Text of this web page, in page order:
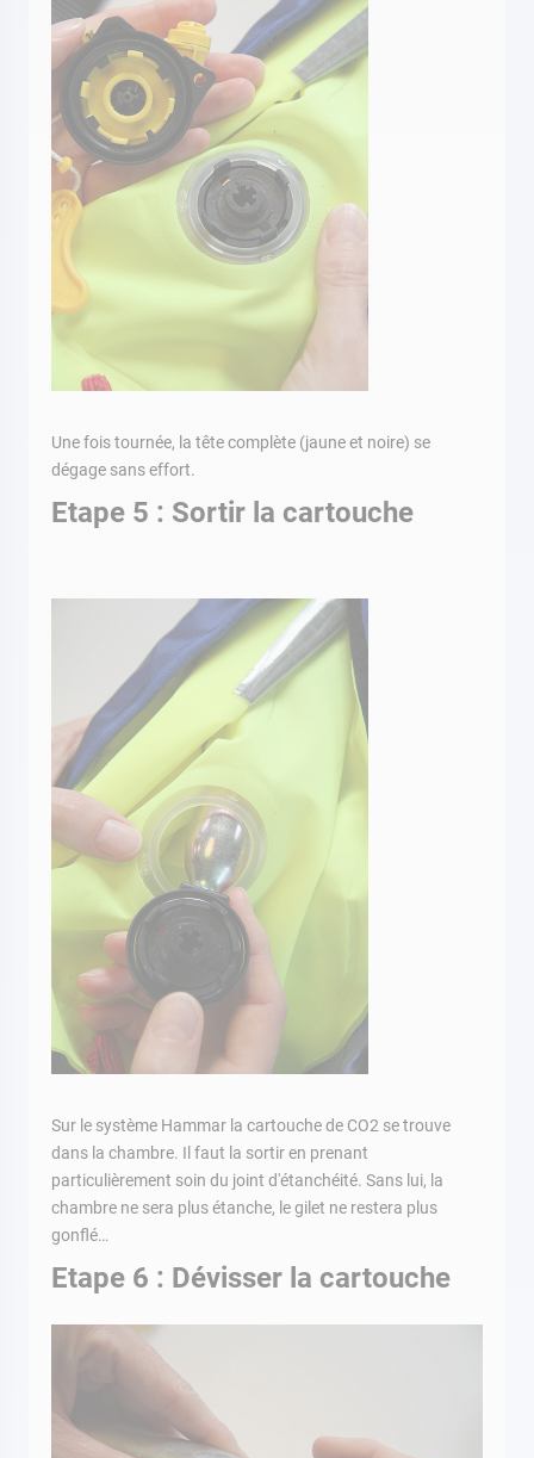
Une fois tournée, la tête complète (jaune et noire) se
dégage sans effort.
Etape 5 : Sortir la cartouche
Sur le système Hammar la cartouche de CO2 se trouve
dans la chambre. Il faut la sortir en prenant
particulièrement soin du joint d'étanchéité. Sans lui, la
chambre ne sera plus étanche, le gilet ne restera plus
gonflé…
Etape 6 : Dévisser la cartouche